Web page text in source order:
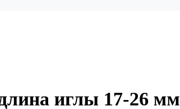
иглы 17-26 мм